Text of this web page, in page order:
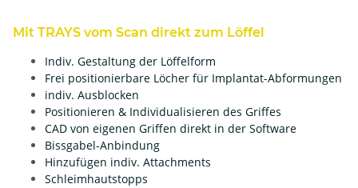
Mit TRAYS vom Scan direkt zum Löffel
Indiv. Gestaltung der Löffelform
Frei positionierbare Löcher für Implantat-Abformungen
indiv. Ausblocken
Positionieren & Individualisieren des Griffes
CAD von eigenen Griffen direkt in der Software
Bissgabel-Anbindung
Hinzufügen indiv. Attachments
Schleimhautstopps